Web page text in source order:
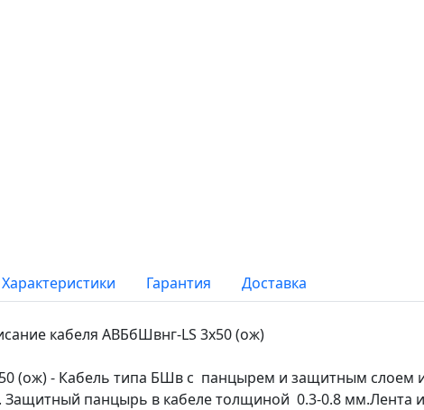
Характеристики Гарантия Доставка
кабеля АВБбШвнг-LS 3х50 (ож)
(ож) - Кабель типа БШв с панцырем и защитным слоем
Защитный панцырь в кабеле толщиной 0.3-0.8 мм.Лента